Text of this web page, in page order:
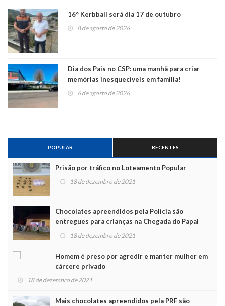
16° Kerbball será dia 17 de outubro
8 de agosto de 2026
Dia dos Pais no CSP: uma manhã para criar
memórias inesquecíveis em família!
6 de agosto de 2026
POPULAR RECENTES
Prisão por tráfico no Loteamento Popular
18 de dezembro de 2021
Chocolates apreendidos pela Polícia são
entregues para crianças na Chegada do Papai
Noel
18 de dezembro de 2021
Homem é preso por agredir e manter mulher em
cárcere privado
18 de dezembro de 2021
Mais chocolates apreendidos pela PRF são